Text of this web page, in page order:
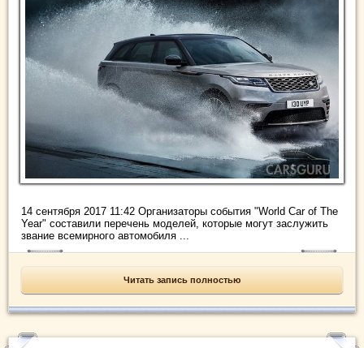
14 сентября 2017 11:42 Организаторы события "World Car of The
Year" составили перечень моделей, которые могут заслужить
звание всемирного автомобиля ...
Читать запись полностью